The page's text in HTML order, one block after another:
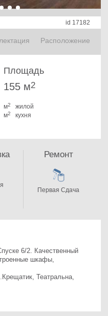
id 17182
Расположение
Площадь
155 м2
м2
жилой
м2 кухня
6/2. Качественный
шкафы,
Театральна,
Ремонт
Первая Сдача